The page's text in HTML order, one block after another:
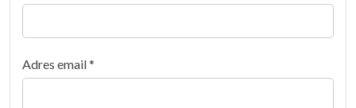
Adres email*